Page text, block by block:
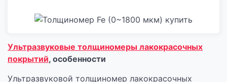
Ультразвуковые толщиномеры лакокрасочных
покрытий, особенности
Ультразвуковой толщиномер лакокрасочных